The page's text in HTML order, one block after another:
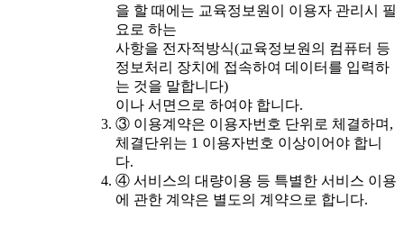
을 할 때에는 교육정보원이 이용자 관리시 필
요로 하는
사항을 전자적방식(교육정보원의 컴퓨터 등
정보처리 장치에 접속하여 데이터를 입력하
는 것을 말합니다)
이나 서면으로 하여야 합니다.
③ 이용계약은 이용자번호 단위로 체결하며,
체결단위는 1 이용자번호 이상이어야 합니
다.
④ 서비스의 대량이용 등 특별한 서비스 이용
에 관한 계약은 별도의 계약으로 합니다.